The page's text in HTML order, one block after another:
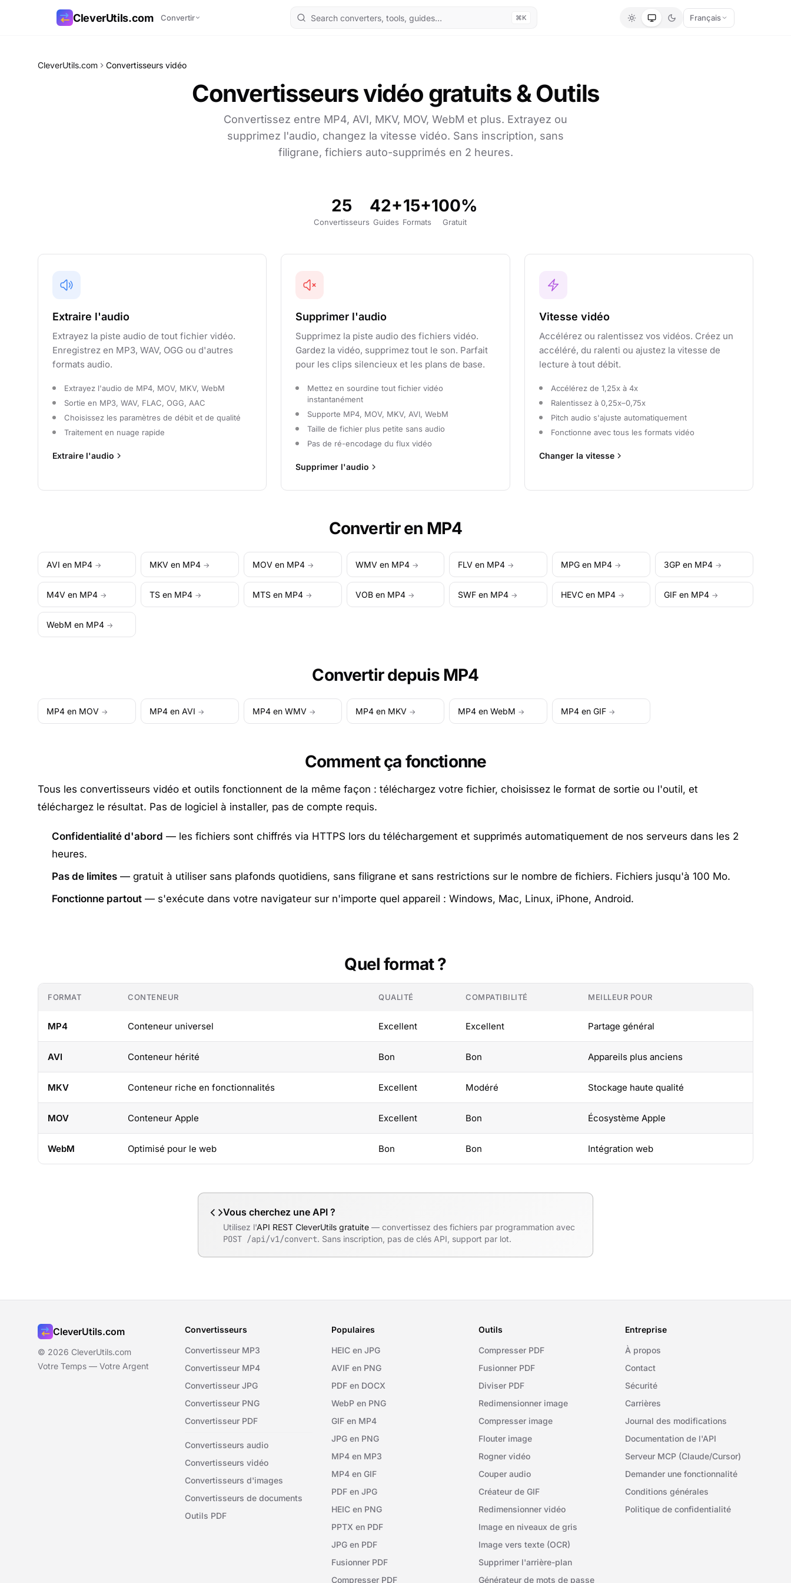
CleverUtils.com Convertir ⌘K Français
CleverUtils.com Convertisseurs vidéo
Convertisseurs vidéo gratuits & Outils
Convertissez entre MP4, AVI, MKV, MOV, WebM et plus. Extrayez ou
supprimez l'audio, changez la vitesse vidéo. Sans inscription, sans
filigrane, fichiers auto-supprimés en 2 heures.
25
Convertisseurs
42+
Guides
15+
Formats
100%
Gratuit
Extraire l'audio
Extrayez la piste audio de tout fichier vidéo.
Enregistrez en MP3, WAV, OGG ou d'autres
formats audio.
Extrayez l'audio de MP4, MOV, MKV, WebM
Sortie en MP3, WAV, FLAC, OGG, AAC
Choisissez les paramètres de débit et de qualité
Traitement en nuage rapide
Extraire l'audio
Supprimer l'audio
Supprimez la piste audio des fichiers vidéo.
Gardez la vidéo, supprimez tout le son. Parfait
pour les clips silencieux et les plans de base.
Mettez en sourdine tout fichier vidéo
instantanément
Supporte MP4, MOV, MKV, AVI, WebM
Taille de fichier plus petite sans audio
Pas de ré-encodage du flux vidéo
Supprimer l'audio
Vitesse vidéo
Accélérez ou ralentissez vos vidéos. Créez un
accéléré, du ralenti ou ajustez la vitesse de
lecture à tout débit.
Accélérez de 1,25x à 4x
Ralentissez à 0,25x–0,75x
Pitch audio s'ajuste automatiquement
Fonctionne avec tous les formats vidéo
Changer la vitesse
Convertir en MP4
AVI en MP4 → MKV en MP4 → MOV en MP4 → WMV en MP4 → FLV en MP4 → MPG en MP4 → 3GP en MP4 →
M4V en MP4 → TS en MP4 → MTS en MP4 → VOB en MP4 → SWF en MP4 → HEVC en MP4 → GIF en MP4 →
WebM en MP4 →
Convertir depuis MP4
MP4 en MOV → MP4 en AVI → MP4 en WMV → MP4 en MKV → MP4 en WebM → MP4 en GIF →
Comment ça fonctionne
Tous les convertisseurs vidéo et outils fonctionnent de la même façon : téléchargez votre fichier, choisissez le format de sortie ou l'outil, et
téléchargez le résultat. Pas de logiciel à installer, pas de compte requis.
Confidentialité d'abord — les fichiers sont chiffrés via HTTPS lors du téléchargement et supprimés automatiquement de nos serveurs dans les 2
heures.
Pas de limites — gratuit à utiliser sans plafonds quotidiens, sans filigrane et sans restrictions sur le nombre de fichiers. Fichiers jusqu'à 100 Mo.
Fonctionne partout — s'exécute dans votre navigateur sur n'importe quel appareil : Windows, Mac, Linux, iPhone, Android.
Quel format ?
FORMAT CONTENEUR QUALITÉ COMPATIBILITÉ MEILLEUR POUR
MP4 Conteneur universel Excellent Excellent Partage général
AVI Conteneur hérité Bon Bon Appareils plus anciens
MKV Conteneur riche en fonctionnalités Excellent Modéré Stockage haute qualité
MOV Conteneur Apple Excellent Bon Écosystème Apple
WebM Optimisé pour le web Bon Bon Intégration web
Vous cherchez une API ?
Utilisez l'API REST CleverUtils gratuite — convertissez des fichiers par programmation avec
POST /api/v1/convert. Sans inscription, pas de clés API, support par lot.
CleverUtils.com
© 2026 CleverUtils.com
Votre Temps — Votre Argent
Convertisseurs
Convertisseur MP3
Convertisseur MP4
Convertisseur JPG
Convertisseur PNG
Convertisseur PDF
Convertisseurs audio
Convertisseurs vidéo
Convertisseurs d'images
Convertisseurs de documents
Outils PDF
Populaires
HEIC en JPG
AVIF en PNG
PDF en DOCX
WebP en PNG
GIF en MP4
JPG en PNG
MP4 en MP3
MP4 en GIF
PDF en JPG
HEIC en PNG
PPTX en PDF
JPG en PDF
Fusionner PDF
Compresser PDF
Outils
Compresser PDF
Fusionner PDF
Diviser PDF
Redimensionner image
Compresser image
Flouter image
Rogner vidéo
Couper audio
Créateur de GIF
Redimensionner vidéo
Image en niveaux de gris
Image vers texte (OCR)
Supprimer l'arrière-plan
Générateur de mots de passe
Entreprise
À propos
Contact
Sécurité
Carrières
Journal des modifications
Documentation de l'API
Serveur MCP (Claude/Cursor)
Demander une fonctionnalité
Conditions générales
Politique de confidentialité